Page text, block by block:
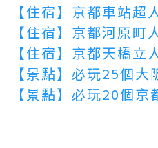
【住宿】京都車站超
【住宿】京都河原町
【住宿】京都天橋立
【景點】必玩25個
【景點】必玩20個